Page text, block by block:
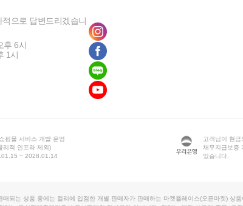
으로 답변드리겠습니
후 6시
1시
핑몰 서비스 개발·운영
리적 인프라 제외)
~ 2028.01.14
고객님이 현
채무지급보증
있습니다.
매되는 상품 중에는 컬리에 입점한 개별 판매자가 판매하는 마켓플레이스(오픈마켓) 상품